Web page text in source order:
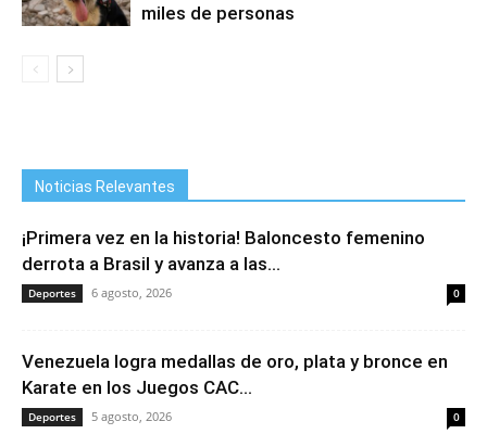
miles de personas
Noticias Relevantes
¡Primera vez en la historia! Baloncesto femenino
derrota a Brasil y avanza a las...
Deportes 6 agosto, 2026 0
Venezuela logra medallas de oro, plata y bronce en
Karate en los Juegos CAC...
Deportes 5 agosto, 2026 0